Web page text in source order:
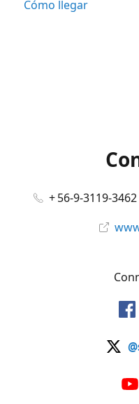
Cómo llegar
+ 56-9-3119-3462